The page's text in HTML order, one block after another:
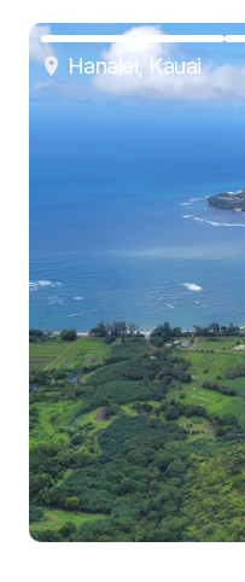
Hanalei, Kauai
Hanalei, Kauai